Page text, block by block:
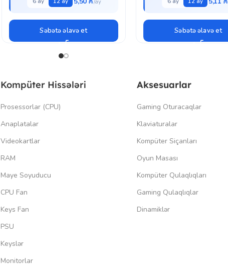
Səbətə əlavə et Səbətə əlavə et
Kompüter Hissələri
Prosessorlar (CPU)
Anaplatalar
Videokartlar
RAM
Maye Soyuducu
CPU Fan
Keys Fan
PSU
Keyslər
Monitorlar
Aksesuarlar
Gaming Oturacaqlar
Klaviaturalar
Kompüter Siçanları
Oyun Masası
Kompüter Qulaqlıqları
Gaming Qulaqlıqlar
Dinamiklər